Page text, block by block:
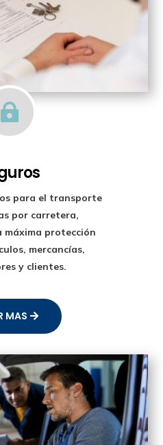

para el transporte
por carretera,
protección
mercancías,
y clientes.
MAS